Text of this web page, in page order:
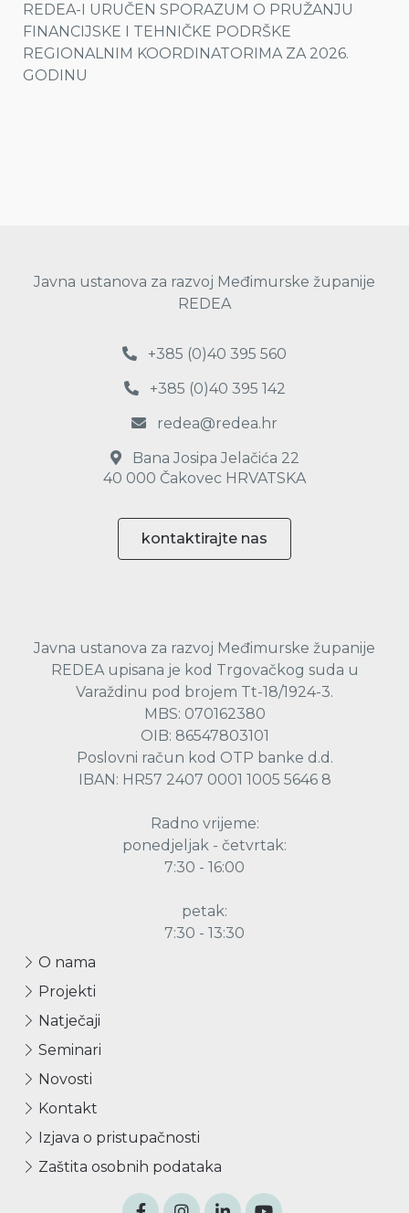
REDEA-I URUČEN SPORAZUM O PRUŽANJU
FINANCIJSKE I TEHNIČKE PODRŠKE
REGIONALNIM KOORDINATORIMA ZA 2026.
GODINU
Javna ustanova za razvoj Međimurske županije
REDEA
+385 (0)40 395 560
+385 (0)40 395 142
redea@redea.hr
Bana Josipa Jelačića 22
40 000 Čakovec HRVATSKA
kontaktirajte nas
Javna ustanova za razvoj Međimurske županije
REDEA upisana je kod Trgovačkog suda u
Varaždinu pod brojem Tt-18/1924-3.
MBS: 070162380
OIB: 86547803101
Poslovni račun kod OTP banke d.d.
IBAN: HR57 2407 0001 1005 5646 8
Radno vrijeme:
ponedjeljak - četvrtak:
7:30 - 16:00
petak:
7:30 - 13:30
O nama
Projekti
Natječaji
Seminari
Novosti
Kontakt
Izjava o pristupačnosti
Zaštita osobnih podataka